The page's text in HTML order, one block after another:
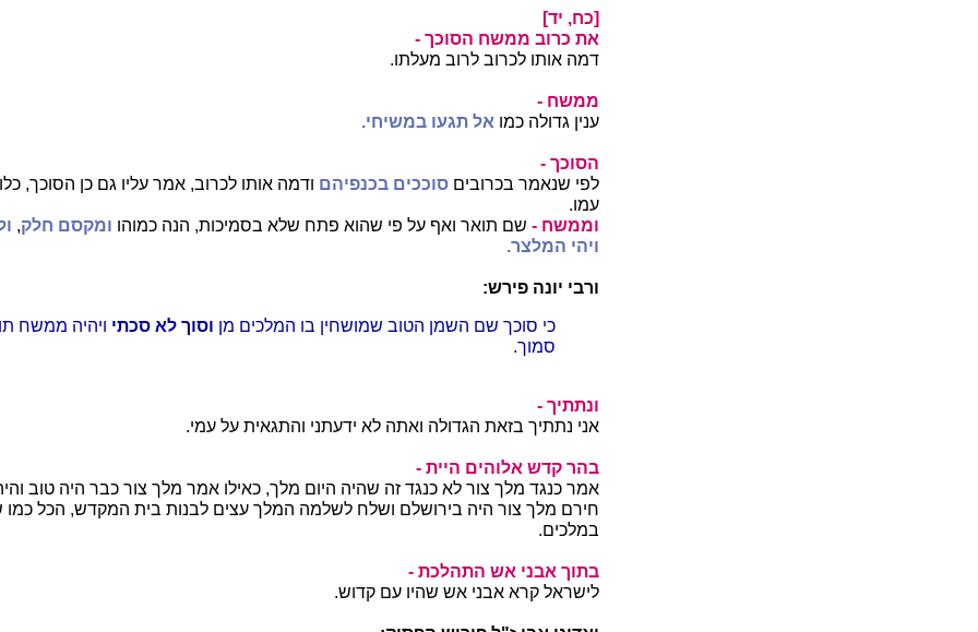
[כח, יד]
את כרוב ממשח הסוכך -
דמה אותו לכרוב לרוב מעלתו.
ממשח -
ענין גדולה כמו אל תגעו במשיחי.
הסוכך -
לפי שנאמר בכרובים סוככים בכנפיהם ודמה אותו לכרוב, אמר עליו גם כן הסוכך,
עמו.
וממשח - שם תואר ואף על פי שהוא פתח שלא בסמיכות, הנה כמוהו ומקסם חלק,
ויהי המלצר.
ורבי יונה פירש:
כי סוכך שם השמן הטוב שמושחין בו המלכים מן וסוך לא סכתי ויהיה ממשח
סמוך.
ונתתיך -
אני נתתיך בזאת הגדולה ואתה לא ידעתני והתגאית על עמי.
בהר קדש אלוהים היית -
אמר כנגד מלך צור לא כנגד זה שהיה היום מלך, כאילו אמר מלך צור כבר היה טוב
חירם מלך צור היה בירושלם ושלח לשלמה המלך עצים לבנות בית המקדש, הכל כמו
במלכים.
בתוך אבני אש התהלכת -
לישראל קרא אבני אש שהיו עם קדוש.